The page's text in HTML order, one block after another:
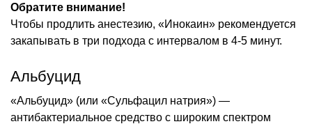
Обратите внимание!
Чтобы продлить анестезию, «Инокаин» рекомендуется
закапывать в три подхода с интервалом в 4-5 минут.
Альбуцид
«Альбуцид» (или «Сульфацил натрия») —
антибактериальное средство с широким спектром